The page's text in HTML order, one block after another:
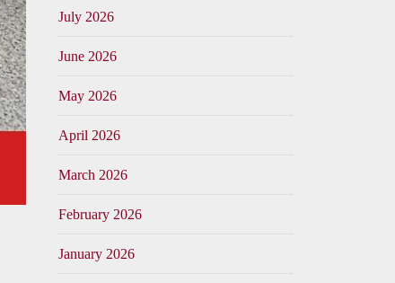
July 2026
June 2026
May 2026
April 2026
March 2026
February 2026
January 2026